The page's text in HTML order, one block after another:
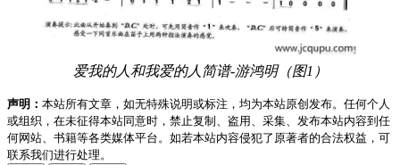
爱我的人和我爱的人简谱-游鸿明（图1）
声明： 本站所有文章，如无特殊说明或标注，均为本站原创发布。任何个人
或组织，在未征得本站同意时，禁止复制、盗用、采集、发布本站内容到任
何网站、书籍等各类媒体平台。如若本站内容侵犯了原著者的合法权益，可
联系我们进行处理。